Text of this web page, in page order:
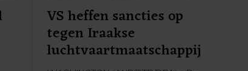
VS heffen sancties op
tegen Iraakse
luchtvaartmaatschappij